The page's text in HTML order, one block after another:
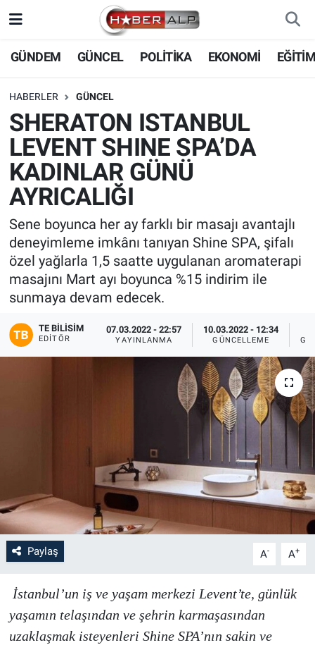
GÜNDEM GÜNCEL POLİTİKA EKONOMİ
HABERLER GÜNCEL
SHERATON ISTANBUL
LEVENT SHINE SPA’DA
KADINLAR GÜNÜ
AYRICALIĞI
Sene boyunca her ay farklı bir masajı avantajlı
deneyimleme imkânı tanıyan Shine SPA, şifalı
özel yağlarla 1,5 saatte uygulanan aromaterapi
masajını Mart ayı boyunca %15 indirim ile
sunmaya devam edecek.
TE BILISIM
EDITÖR
07.03.2022 - 22:57
YAYINLANMA
10.03.2022 - 12:34
GÜNCELLEME
Paylaş A- A+
İstanbul’un iş ve yaşam merkezi Levent’te, günlük
yaşamın telaşından ve şehrin karmaşasından
uzaklaşmak isteyenleri Shine SPA’nın sakin ve
Nöbetçi Eczaneler
Hava Durumu
Trafik Durumu
Süper Lig Puan Durumu ve Fikstür
Tüm Manşetler
Son Dakika Haberleri
Haber Arşivi